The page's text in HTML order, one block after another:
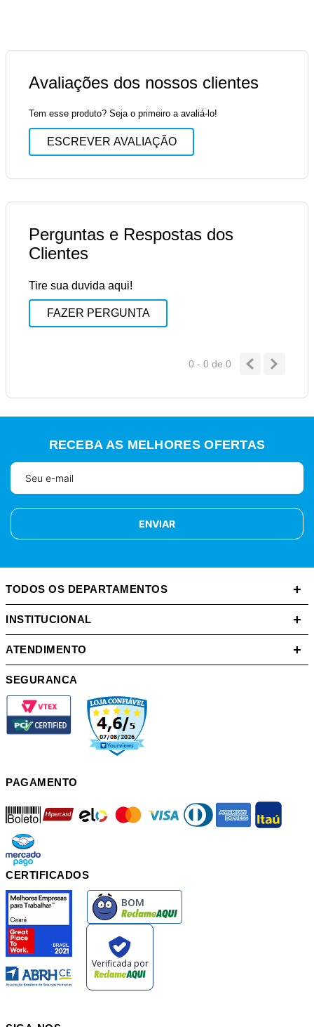
Avaliações dos nossos clientes
Tem esse produto? Seja o primeiro a avaliá-lo!
ESCREVER AVALIAÇÃO
Perguntas e Respostas dos
Clientes
Tire sua duvida aqui!
FAZER PERGUNTA
0 - 0 de 0
RECEBA AS MELHORES OFERTAS
ENVIAR
TODOS OS DEPARTAMENTOS +
INSTITUCIONAL +
ATENDIMENTO +
SEGURANCA
PAGAMENTO
boleto mastercard diners american itau
mercadopago
CERTIFICADOS